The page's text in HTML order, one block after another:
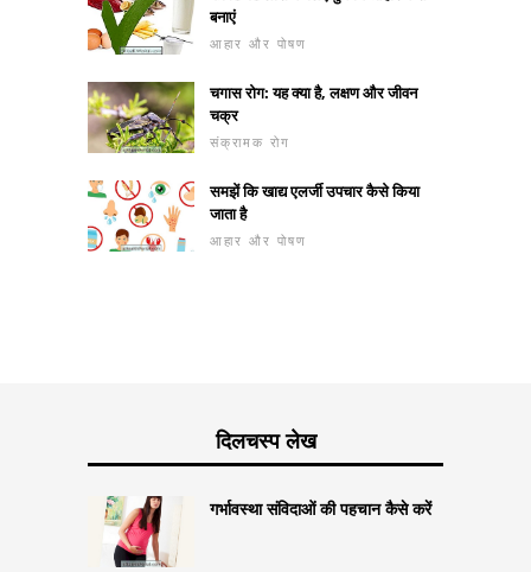
बनाएं
आहार और पोषण
चगास रोग: यह क्या है, लक्षण और जीवन
चक्र
संक्रामक रोग
समझें कि खाद्य एलर्जी उपचार कैसे किया
जाता है
आहार और पोषण
दिलचस्प लेख
गर्भावस्था संविदाओं की पहचान कैसे करें